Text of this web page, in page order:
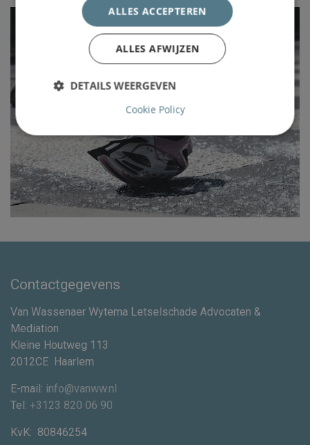
Contactgegevens
Van Wassenaer Wytema Letselschade Advocaten &
Mediation
Kleine Houtweg 113
2012CE Haarlem
E-mail: info@vanww.nl
Tel: +3123 820 06 90
KvK: 80846254
ALLES ACCEPTEREN
ALLES AFWIJZEN
DETAILS WEERGEVEN
Cookie Policy